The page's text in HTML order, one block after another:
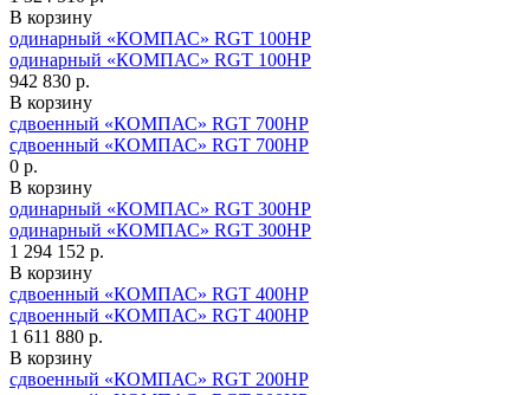
В корзину
одинарный «КОМПАС» RGT 100HP
одинарный «КОМПАС» RGT 100HP
942 830 р.
В корзину
сдвоенный «КОМПАС» RGT 700HP
сдвоенный «КОМПАС» RGT 700HP
0 р.
В корзину
одинарный «КОМПАС» RGT 300HP
одинарный «КОМПАС» RGT 300HP
1 294 152 р.
В корзину
сдвоенный «КОМПАС» RGT 400HP
сдвоенный «КОМПАС» RGT 400HP
1 611 880 р.
В корзину
сдвоенный «КОМПАС» RGT 200HP